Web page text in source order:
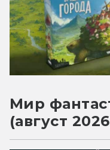
Мир
(август